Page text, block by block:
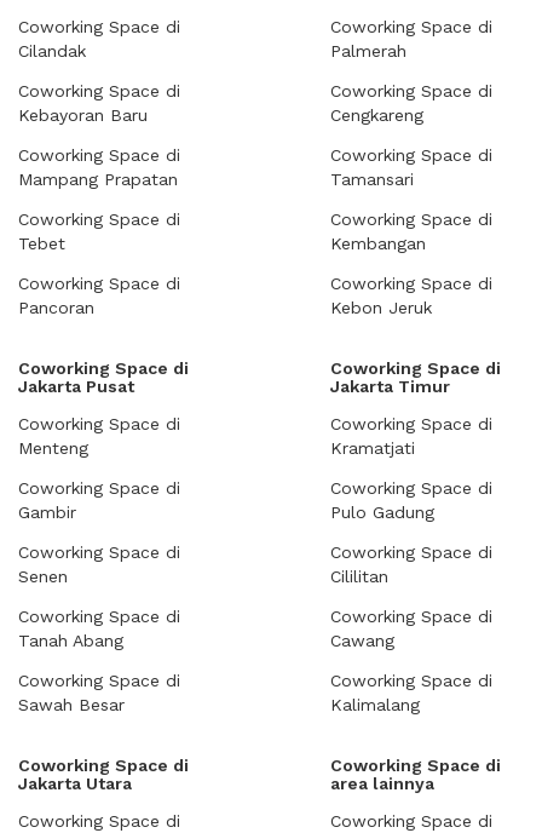
Coworking Space di
Cilandak
Coworking Space di
Kebayoran Baru
Coworking Space di
Mampang Prapatan
Coworking Space di
Tebet
Coworking Space di
Pancoran
Coworking Space di
Palmerah
Coworking Space di
Cengkareng
Coworking Space di
Tamansari
Coworking Space di
Kembangan
Coworking Space di
Kebon Jeruk
Coworking Space di
Jakarta Pusat
Coworking Space di
Menteng
Coworking Space di
Gambir
Coworking Space di
Senen
Coworking Space di
Tanah Abang
Coworking Space di
Sawah Besar
Coworking Space di
Jakarta Timur
Coworking Space di
Kramatjati
Coworking Space di
Pulo Gadung
Coworking Space di
Cililitan
Coworking Space di
Cawang
Coworking Space di
Kalimalang
Coworking Space di
Jakarta Utara
Coworking Space di
Coworking Space di
area lainnya
Coworking Space di